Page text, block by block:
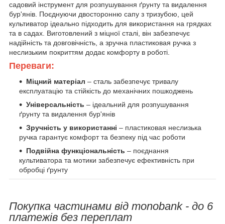
садовий інструмент для розпушування ґрунту та видалення
бур'янів. Поєднуючи двосторонню сапу з тризубою, цей
культиватор ідеально підходить для використання на грядках
та в садах. Виготовлений з міцної сталі, він забезпечує
надійність та довговічність, а зручна пластиковая ручка з
неслизьким покриттям додає комфорту в роботі.
Переваги:
Міцний матеріал – сталь забезпечує тривалу
експлуатацію та стійкість до механічних пошкоджень
Універсальність – ідеальний для розпушування
ґрунту та видалення бур'янів
Зручність у використанні – пластиковая неслизька
ручка гарантує комфорт та безпеку під час роботи
Подвійна функціональність – поєднання
культиватора та мотики забезпечує ефективність при
обробці ґрунту
Покупка частинами від monobank - до 6
платежів без переплат